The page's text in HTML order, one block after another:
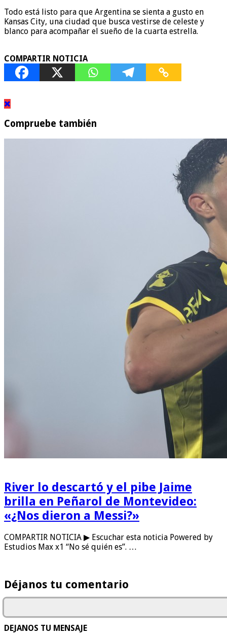
Todo está listo para que Argentina se sienta a gusto en
Kansas City, una ciudad que busca vestirse de celeste y
blanco para acompañar el sueño de la cuarta estrella.
COMPARTIR NOTICIA
Compruebe también
River lo descartó y el pibe Jaime
brilla en Peñarol de Montevideo:
«¿Nos dieron a Messi?»
COMPARTIR NOTICIA ▶ Escuchar esta noticia Powered by
Estudios Max x1 “No sé quién es”. …
Déjanos tu comentario
DEJANOS TU MENSAJE